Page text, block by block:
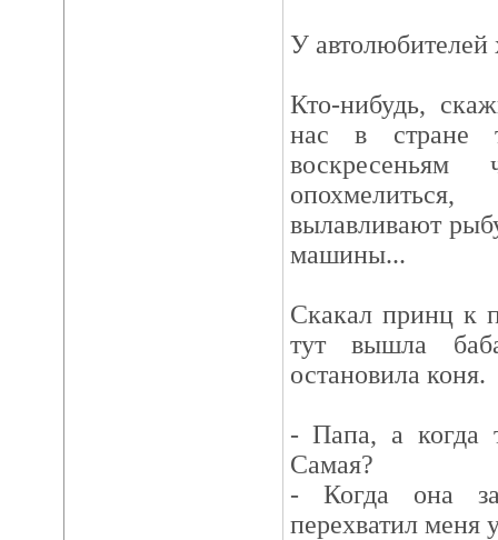
У автолюбителей
Кто-нибудь,
нас в стране
воскресеньям
вылавливают
машины...
Скакал принц к
тут вышла
остановила коня.
- Папа, а когда
Самая?
- Когда она
перехватил меня